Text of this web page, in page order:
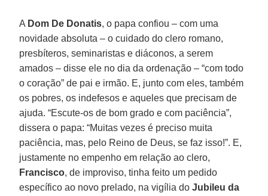
A Dom De Donatis, o papa confiou – com uma
novidade absoluta – o cuidado do clero romano,
presbíteros, seminaristas e diáconos, a serem
amados – disse ele no dia da ordenação – “com todo
o coração” de pai e irmão. E, junto com eles, também
os pobres, os indefesos e aqueles que precisam de
ajuda. “Escute-os de bom grado e com paciência”,
dissera o papa: “Muitas vezes é preciso muita
paciência, mas, pelo Reino de Deus, se faz isso!”. E,
justamente no empenho em relação ao clero,
Francisco, de improviso, tinha feito um pedido
específico ao novo prelado, na vigília doJubileu da